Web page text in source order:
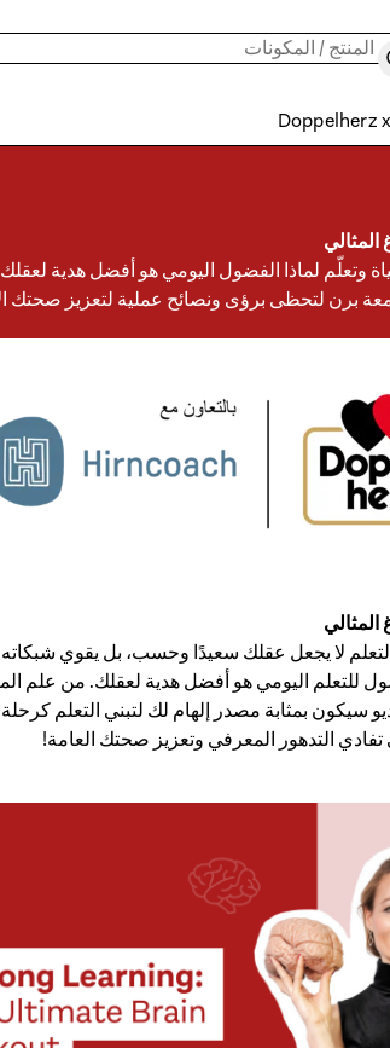
Doppelherz
المثالي
وتعلّم لماذا الفضول اليومي هو أفضل هدية لعقلك
المثالي
لا يجعل عقلك سعيدًا وحسب، بل يقوي
للتعلم اليومي هو أفضل هدية لعقلك. من علم
سيكون بمثابة مصدر إلهام لك لتبني التعلم
التدهور المعرفي وتعزيز صحتك العامة!